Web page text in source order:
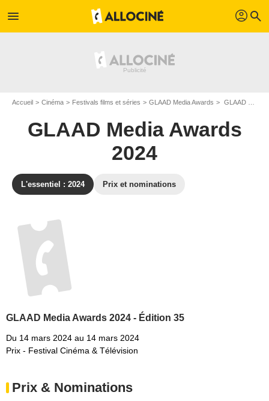
menu profil search
Accueil Cinéma Festivals films et séries GLAAD Media Awards GLAAD Media Awards 2024 - Edition n°35
GLAAD Media Awards
2024
L'essentiel : 2024 Prix et nominations
GLAAD Media Awards 2024 - Édition 35
Du 14 mars 2024 au 14 mars 2024
Prix - Festival Cinéma & Télévision
Prix & Nominations